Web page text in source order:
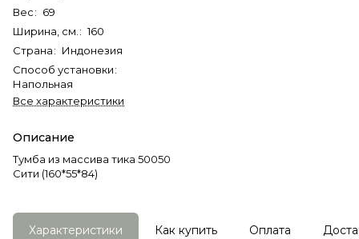
Вес: 69
Ширина, см. : 160
Страна: Индонезия
Способ установки:
Напольная
Все характеристики
Описание
Тумба из массива тика 50050
Сити (160*55*84)
Характеристики Как купить Оплата